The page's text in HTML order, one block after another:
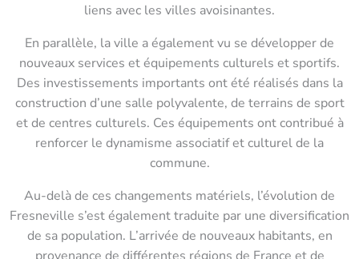
liens avec les villes avoisinantes.
En parallèle, la ville a également vu se développer de
nouveaux services et équipements culturels et sportifs.
Des investissements importants ont été réalisés dans la
construction d’une salle polyvalente, de terrains de sport
et de centres culturels. Ces équipements ont contribué à
renforcer le dynamisme associatif et culturel de la
commune.
Au-delà de ces changements matériels, l’évolution de
Fresneville s’est également traduite par une diversification
de sa population. L’arrivée de nouveaux habitants, en